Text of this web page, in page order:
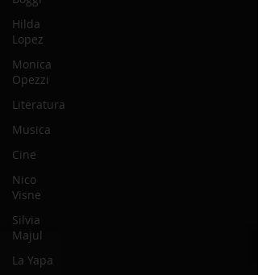
Hilda
Lopez
Monica
Opezzi
Literatura
Musica
Cine
Nico
Visne
Silvia
Majul
La Yapa